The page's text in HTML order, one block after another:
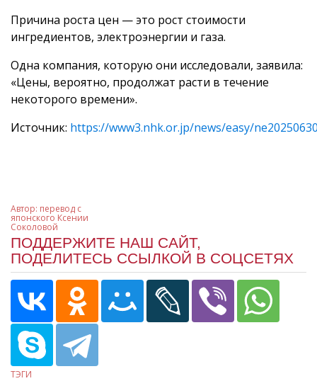
Причина роста цен — это рост стоимости
ингредиентов, электроэнергии и газа.
Одна компания, которую они исследовали, заявила:
«Цены, вероятно, продолжат расти в течение
некоторого времени».
Источник: https://www3.nhk.or.jp/news/easy/
Автор: перевод с
японского Ксении
Соколовой
ПОДДЕРЖИТЕ НАШ САЙТ,
ПОДЕЛИТЕСЬ ССЫЛКОЙ В СОЦСЕТЯХ
ТЭГИ